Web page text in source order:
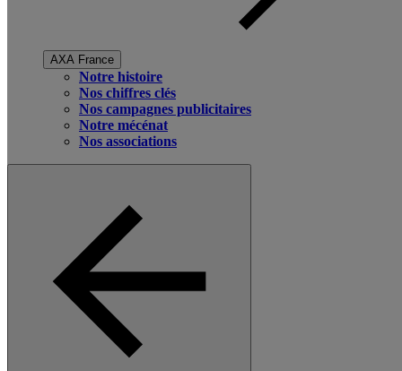
AXA France
Notre histoire
Nos chiffres clés
Nos campagnes publicitaires
Notre mécénat
Nos associations